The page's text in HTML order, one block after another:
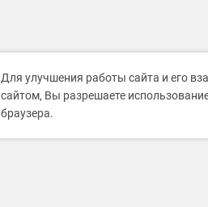
Для улучшения работы сайта и его
сайтом, Вы разрешаете
браузера.